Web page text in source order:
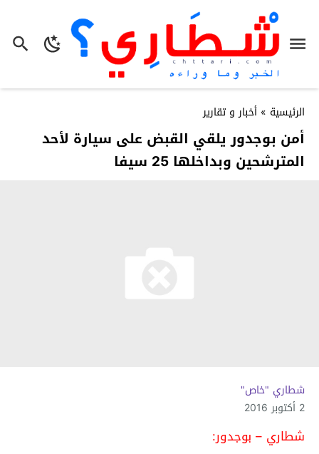
الرئيسية » أخبار و تقارير
أمن بوجدور يلقي القبض على سيارة لأحد
المترشحين وبداخلها 25 سيفا
شطاري "خاص"
2 أكتوبر 2016
شطاري – بوجدور: